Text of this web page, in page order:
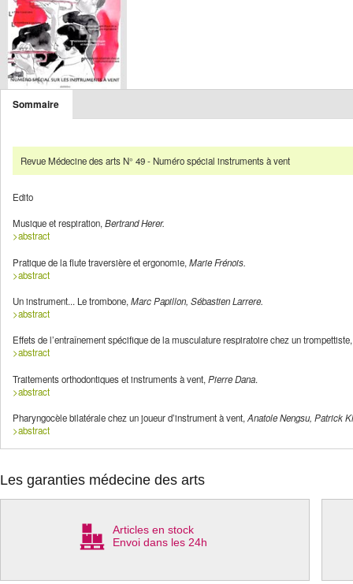
Sommaire
Revue Médecine des arts N° 49 - Numéro spécial instruments à vent
Edito
Musique et respiration, Bertrand Herer.
>abstract
Pratique de la flute traversière et ergonomie, Marie Frénois.
>abstract
Un instrument... Le trombone, Marc Papillon, Sébastien Larrere.
>abstract
Effets de l’entraînement spécifique de la musculature respiratoire chez un
>abstract
Traitements orthodontiques et instruments à vent, Pierre Dana.
>abstract
Pharyngocèle bilatérale chez un joueur d’instrument à vent,Anatole Nengsu, Patrick
>abstract
Les garanties médecine des arts
Articles en stock
Envoi dans les 24h